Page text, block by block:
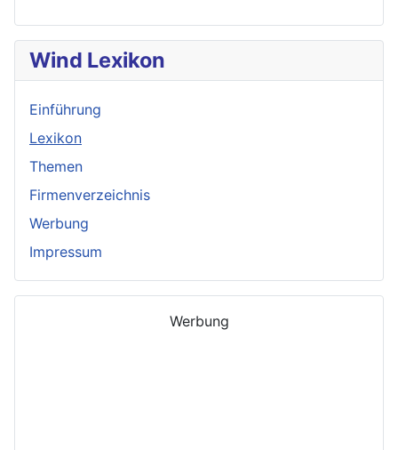
Wind Lexikon
Einführung
Lexikon
Themen
Firmenverzeichnis
Werbung
Impressum
Werbung